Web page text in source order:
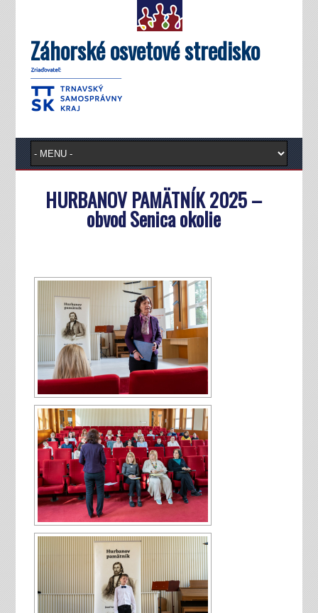
Záhorské osvetové stredisko
HURBANOV PAMÄTNÍK 2025 –
obvod Senica okolie